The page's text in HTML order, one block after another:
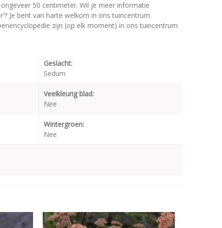
50 centimeter. Wil je meer informatie
Je bent van harte welkom in ons tuincentrum.
zijn (op elk moment) in ons tuincentrum
Geslacht:
Sedum
Veelkleurig blad:
Nee
Wintergroen:
Nee